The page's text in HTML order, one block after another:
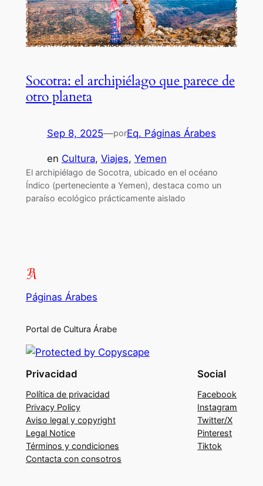
Socotra: el archipiélago que parece de
otro planeta
Sep 8, 2025—porEq. Páginas Árabes
en Cultura, Viajes, Yemen
El archipiélago de Socotra, ubicado en el océano
Índico (perteneciente a Yemen), destaca como un
paraíso ecológico prácticamente aislado
Páginas Árabes
Portal de Cultura Árabe
Privacidad
Política de privacidad
Privacy Policy
Aviso legal y copyright
Legal Notice
Términos y condiciones
Contacta con consotros
Social
Facebook
Instagram
Twitter/X
Pinterest
Tiktok